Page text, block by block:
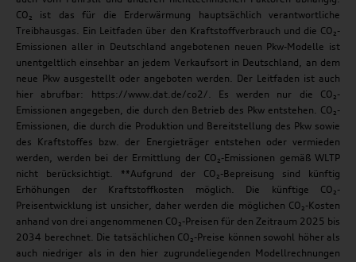
CO₂ ist das für die Erderwärmung hauptsächlich verantwortliche
Treibhausgas. Ein Leitfaden über den Kraftstoffverbrauch und die CO₂-
Emissionen aller in Deutschland angebotenen neuen Pkw-Modelle ist
unentgeltlich einsehbar an jedem Verkaufsort in Deutschland, an dem
neue Pkw ausgestellt oder angeboten werden. Der Leitfaden ist auch
hier abrufbar: https://www.dat.de/co2/. Es werden nur die CO₂-
Emissionen angegeben, die durch den Betrieb des Pkw entstehen. CO₂-
Emissionen, die durch die Produktion und Bereitstellung des Pkw sowie
des Kraftstoffes bzw. der Energieträger entstehen oder vermieden
werden, werden bei der Ermittlung der CO₂-Emissionen gemäß WLTP
nicht berücksichtigt. **Aufgrund der CO₂-Bepreisung sind künftig
Erhöhungen der Kraftstoffkosten möglich. Die künftige CO₂-
Preisentwicklung ist unsicher, daher werden die möglichen CO₂-Kosten
anhand von drei angenommenen CO₂-Preisen für den Zeitraum 2025 bis
2034 berechnet. Die tatsächlichen CO₂-Preise können sowohl höher als
auch niedriger als in den hier zugrundeliegenden Modellrechnungen